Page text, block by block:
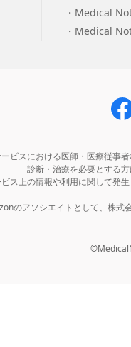
Medical
Medical
ビスにおける医師・医療従事
診断・治療を必要とする
ス上の情報や利用に関して発
のアソシエイトとして、株式